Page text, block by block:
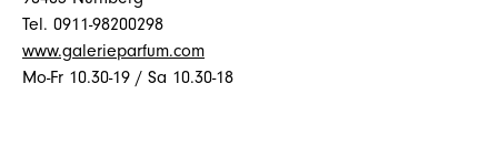
Tel. 0911-98200298
www.galerieparfum.com
Mo-Fr 10.30-19 / Sa 10.30-18